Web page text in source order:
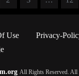
Use
Privacy-
All Rights Reserved.